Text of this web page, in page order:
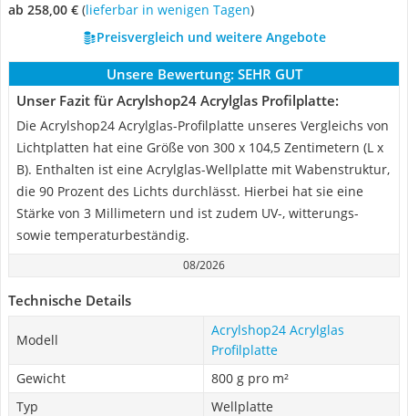
ab 258,00 € ( Lieferbar in wenigen Tagen)
Preisvergleich und weitere Angebote
Unsere Bewertung: SEHR GUT
Unser Fazit für Acrylshop24 Acrylglas Profilplatte:
Die Acrylshop24 Acrylglas-Profilplatte unseres Vergleichs von
Lichtplatten hat eine Größe von 300 x 104,5 Zentimetern (L x
B). Enthalten ist eine Acrylglas-Wellplatte mit Wabenstruktur,
die 90 Prozent des Lichts durchlässt. Hierbei hat sie eine
Stärke von 3 Millimetern und ist zudem UV-, witterungs-
sowie temperaturbeständig.
08/2026
Technische Details
Modell
Acrylshop24 Acrylglas
Profilplatte
Gewicht
800 g pro m²
Typ
Wellplatte